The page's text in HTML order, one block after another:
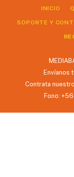
INICIO
SOPORTE Y
Envíanos
Contrata
Fono: